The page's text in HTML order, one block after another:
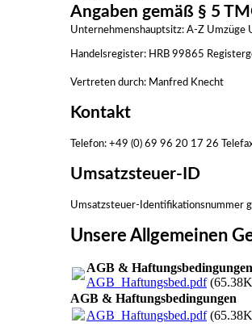
Angaben gemäß § 5
Unternehmenshauptsitz: A-Z Umzüge
Handelsregister: HRB 99865
Vertreten durch: Manfred Knecht
Kontakt
Telefon: +49 (0) 69 96 20 17 26
Umsatzsteuer-ID
Umsatzsteuer-Identifikationsnummer
Unsere Allgemeinen
AGB & Haftungsbedingungen
AGB_Haftungsbed.pdf
AGB & Haftungsbedingungen
AGB_Haftungsbed.pdf